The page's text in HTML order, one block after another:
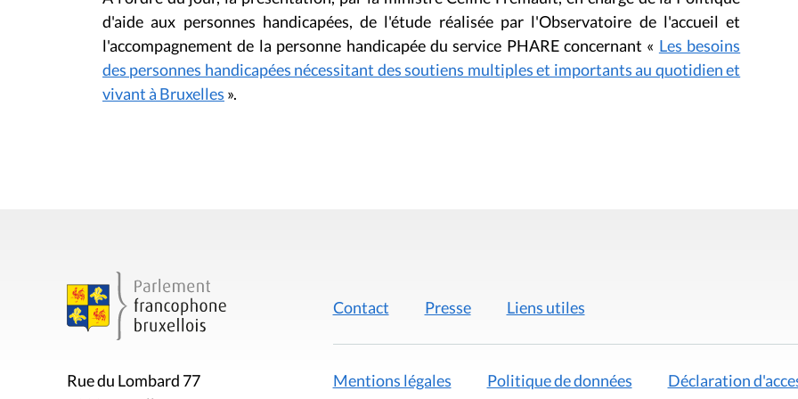
d'aide aux personnes handicapées, de l'étude réalisée par l'Observatoire de l'accueil et
l'accompagnement de la personne handicapée du service PHARE concernant « Les besoins
des personnes handicapées nécessitant des soutiens multiples et importants au quotidien et
vivant à Bruxelles ».
Rue du Lombard 77
Contact Presse Liens utiles
Mentions légales Politique de données Déclaration